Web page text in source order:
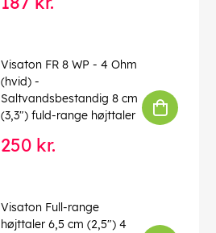
Visaton FR 8 WP - 4 Ohm
(hvid) -
Saltvandsbestandig 8 cm
(3,3") fuld-range højttaler
250 kr.
Visaton Full-range
højttaler 6,5 cm (2,5") 4